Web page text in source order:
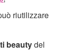
riutilizzare
beautydel